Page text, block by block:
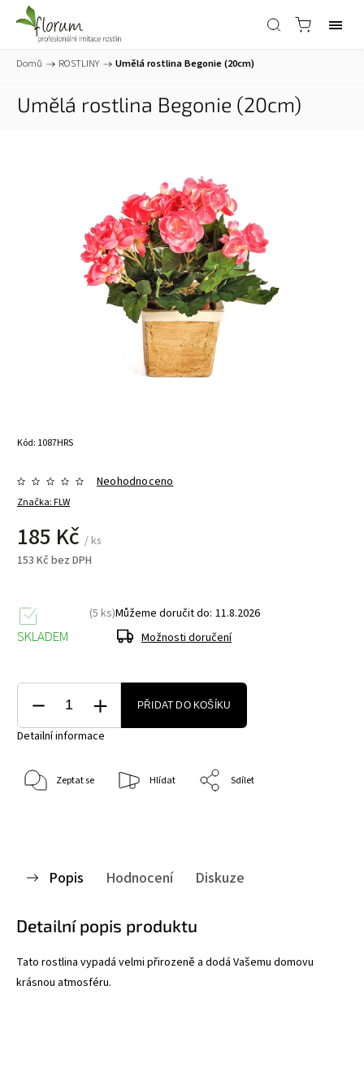
Domů / ROSTLINY / Umělá rostlina Begonie (20cm)
Umělá rostlina Begonie (20cm)
Kód: 1087HRS
Značka:FLW
Neohodnoceno
185 Kč / ks
153 Kč bez DPH
SKLADEM
(5 ks)Můžeme doručit do: 11.8.2026
Možnosti doručení
PŘIDAT DO KOŠÍKU
Detailní informace
Zeptat se Hlídat Sdílet
Popis Hodnocení Diskuze
Detailní popis produktu
Tato rostlina vypadá velmi přirozeně a dodá Vašemu domovu
krásnou atmosféru.